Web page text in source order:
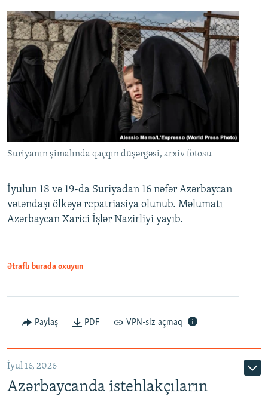
Suriyanın şimalında qaçqın düşərgəsi, arxiv fotosu
İyulun 18 və 19-da Suriyadan 16 nəfər Azərbaycan
vətəndaşı ölkəyə repatriasiya olunub. Məlumatı
Azərbaycan Xarici İşlər Nazirliyi yayıb.
Ətraflı burada oxuyun
Paylaş PDF VPN-siz açmaq
İyul 16, 2026
Azərbaycanda istehlakçıların